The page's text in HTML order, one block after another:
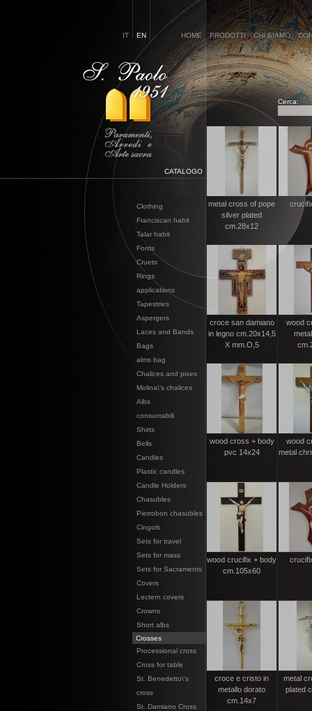
IT EN HOME PRODOTTI CHI SIAMO
Cerca:
CATALOGO
Clothing
Franciscan habit
Talar habit
Fonts
Cruets
Rings
applications
Tapestries
Aspergers
Laces and Bands
Bags
alms bag
Chalices and pixes
Molina\'s chalices
Albs
consumabili
Shirts
Bells
Candles
Plastic candles
Candle Holders
Chasubles
Pietrobon chasubles
Cingols
Sets for travel
Sets for mass
Sets for Sacraments
Covers
Lectern covers
Crowns
Short albs
Crosses
Processional cross
Cross for table
St. Benedetto\'s
cross
St. Damiano Cross
metal cross of pope
silver plated
cm.28x12
croce san damiano
in legno cm.20x14,5
X mm.O,5
wood
wood cross + body
pvc 14x24
wood
metal
wood crucifix + body
cm.105x60
croce e cristo in
metallo dorato
cm.14x7
metal
plated